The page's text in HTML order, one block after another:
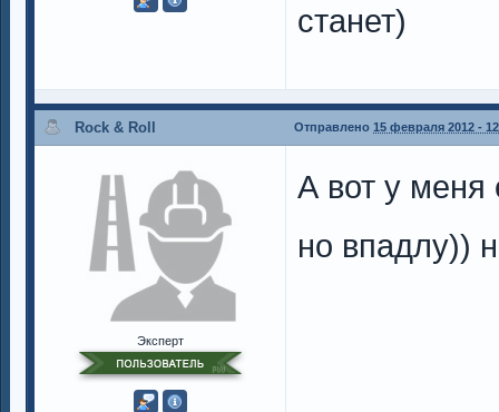
станет)
Rock & Roll Отправлено 15 февраля 2012 -
Эксперт
А вот у меня
но впадлу))